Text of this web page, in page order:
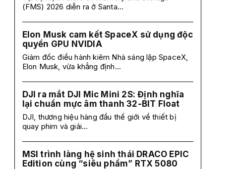
(FMS) 2026 diễn ra ở Santa...
Elon Musk cam kết SpaceX sử dụng độc
quyền GPU NVIDIA
Giám đốc điều hành kiêm Nhà sáng lập SpaceX,
Elon Musk, vừa khẳng định...
DJI ra mắt DJI Mic Mini 2S: Định nghĩa
lại chuẩn mực âm thanh 32-BIT Float
DJI, thương hiệu hàng đầu thế giới về thiết bị
quay phim và giải...
MSI trình làng hệ sinh thái DRACO EPIC
Edition cùng “siêu phẩm” RTX 5080